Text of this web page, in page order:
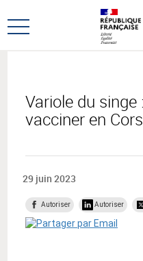
au
menu
au
contenu
Ouvrir
Variole du singe
vacciner en
29 juin 2023
Autoriser Autoriser